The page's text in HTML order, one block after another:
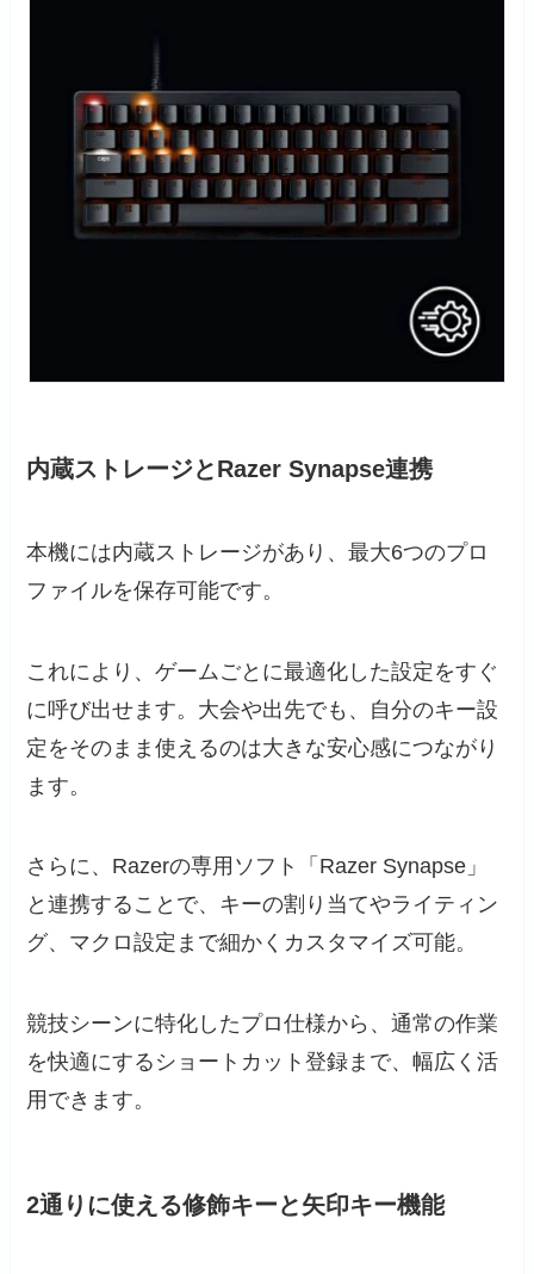
内蔵ストレージとRazer Synapse連携
本機には内蔵ストレージがあり、最大6つのプロ
ファイルを保存可能です。
これにより、ゲームごとに最適化した設定をすぐ
に呼び出せます。大会や出先でも、自分のキー設
定をそのまま使えるのは大きな安心感につながり
ます。
さらに、Razerの専用ソフト「Razer Synapse」
と連携することで、キーの割り当てやライティン
グ、マクロ設定まで細かくカスタマイズ可能。
競技シーンに特化したプロ仕様から、通常の作業
を快適にするショートカット登録まで、幅広く活
用できます。
2通りに使える修飾キーと矢印キー機能